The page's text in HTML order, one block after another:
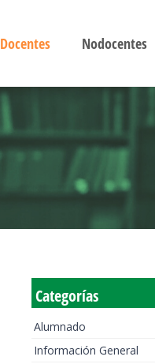
Docentes Nodocentes
Categorías
Alumnado
Información General